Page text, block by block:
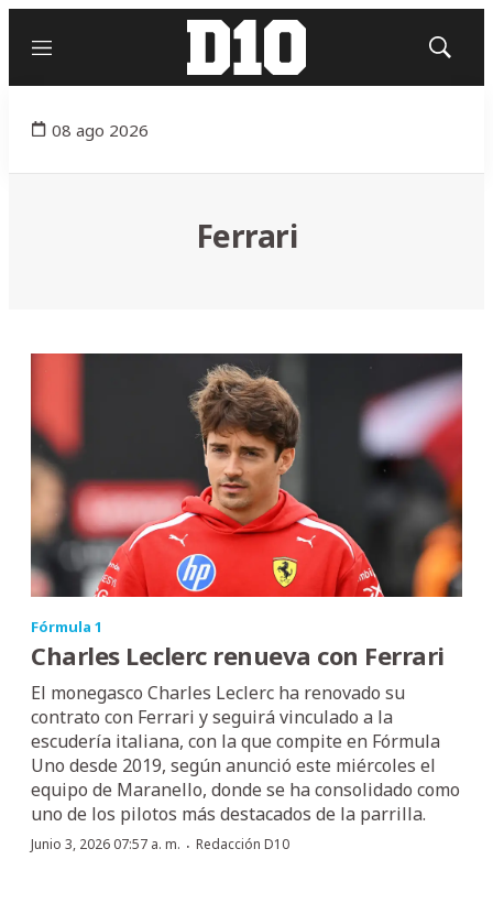
Menú
Mostrar
08 ago 2026
Ferrari
Fórmula 1
Charles Leclerc renueva con Ferrari
El monegasco Charles Leclerc ha renovado su
contrato con Ferrari y seguirá vinculado a la
escudería italiana, con la que compite en Fórmula
Uno desde 2019, según anunció este miércoles el
equipo de Maranello, donde se ha consolidado como
uno de los pilotos más destacados de la parrilla.
Junio 3, 2026 07:57 a. m. · Redacción D10